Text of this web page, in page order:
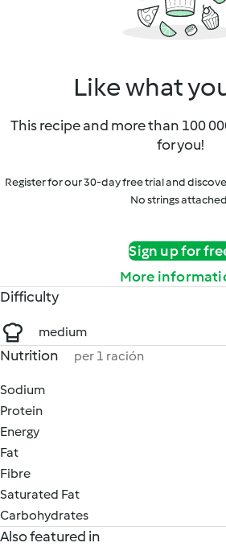
Like what
This recipe and more than 100
for you!
Register for our 30-day free trial and
No strings
Sign up for
More
Difficulty
medium
Nutrition per 1 ración
Sodium
Protein
Energy
Fat
Fibre
Saturated Fat
Carbohydrates
Also featured in